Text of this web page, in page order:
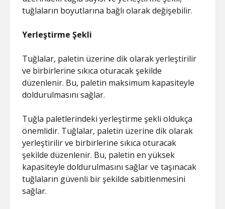
tuğlaların boyutlarına bağlı olarak değişebilir.
Yerleştirme Şekli
Tuğlalar, paletin üzerine dik olarak yerleştirilir
ve birbirlerine sıkıca oturacak şekilde
düzenlenir. Bu, paletin maksimum kapasiteyle
doldurulmasını sağlar.
Tuğla paletlerindeki yerleştirme şekli oldukça
önemlidir. Tuğlalar, paletin üzerine dik olarak
yerleştirilir ve birbirlerine sıkıca oturacak
şekilde düzenlenir. Bu, paletin en yüksek
kapasiteyle doldurulmasını sağlar ve taşınacak
tuğlaların güvenli bir şekilde sabitlenmesini
sağlar.